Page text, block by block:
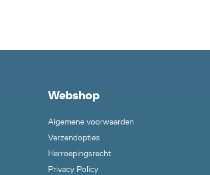
Webshop
Algemene voorwaarden
Verzendopties
Herroepingsrecht
Privacy Policy